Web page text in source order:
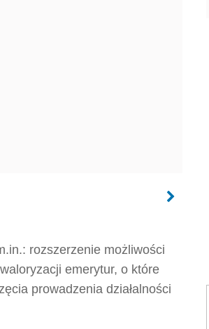
rozszerzenie możliwości
emerytur, o które
prowadzenia działalności